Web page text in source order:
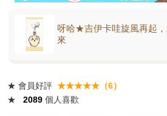
呀哈★吉伊卡哇旋風再起
來
★ 會員好評 ★★★★★（6）
★
2089 個人喜歡